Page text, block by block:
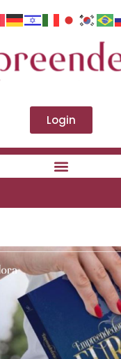
Login